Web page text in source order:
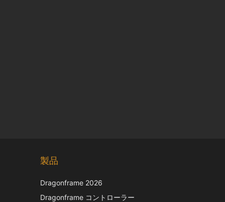
製品
Dragonframe 2026
Dragonframe コントローラー